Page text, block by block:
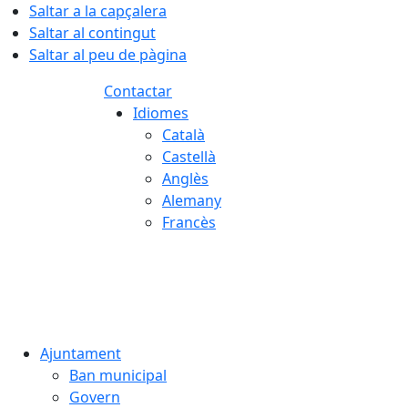
Saltar a la capçalera
Saltar al contingut
Saltar al peu de pàgina
Contactar
Idiomes
Català
Castellà
Anglès
Alemany
Francès
Ajuntament
Ban municipal
Govern